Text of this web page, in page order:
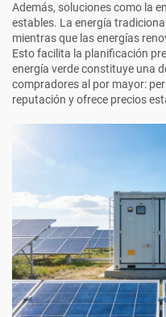
Además, soluciones como la
estables. La energía
mientras que las energías
Esto facilita la planificación
energía verde constituye una
compradores al por mayor:
reputación y ofrece precios